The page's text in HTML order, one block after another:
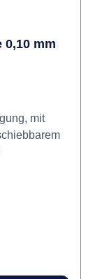
0,10 mm
mit